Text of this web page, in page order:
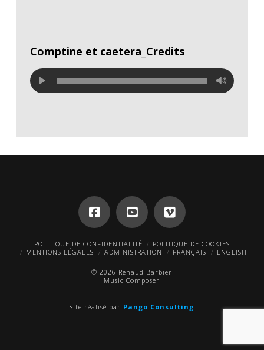
Comptine et caetera_Credits
POLITIQUE DE CONFIDENTIALITÉ
POLITIQUE DE COOKIES
MENTIONS LÉGALES
ADMINISTRATION FRANÇAIS ENGLISH
© 2026 Renaud Barbier
Music Composer
Site réalisé par Pango Consulting